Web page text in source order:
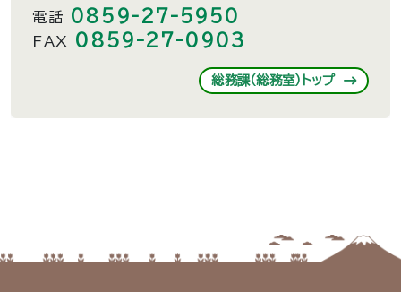
電話 0859-27-5950
FAX 0859-27-0903
総務課（総務室）トップ